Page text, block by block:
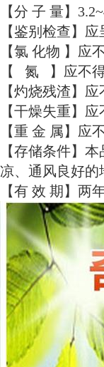
【分 子 量】
【鉴别检查】
【氯 化物 】应
【 氮 】应不
【灼烧残渣】
【干燥失重】
【重 金 属】应
【存储条件】
凉、通风良好的
【有 效 期】两